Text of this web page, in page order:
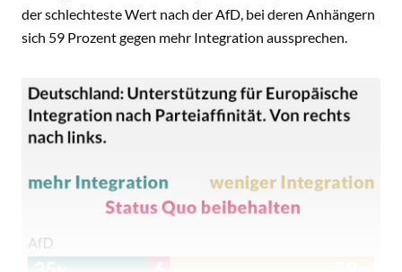
der schlechteste Wert nach der AfD, bei deren Anhängern
sich 59 Prozent gegen mehr Integration aussprechen.